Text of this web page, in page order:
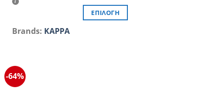
ΕΠΙΛΟΓΉ
Brands: KAPPA
-64%